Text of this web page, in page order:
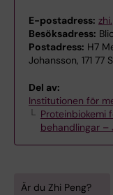
E-postadress:
Besöksadress:
Postadress: H7
Johansson, 171 77
Del av:
Institutionen för
Proteinbiokemi
behandlingar –
Är du Zhi Peng?